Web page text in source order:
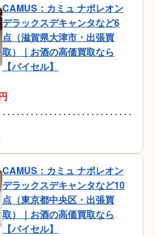
CAMUS：カミュ ナポレオン
デラックスデキャンタなど6
点（滋賀県大津市・出張買
取）｜お酒の高価買取なら
【バイセル】
CAMUS：カミュ ナポレオン
デラックスデキャンタなど10
点（東京都中央区・出張買
取）｜お酒の高価買取なら
【バイセル】